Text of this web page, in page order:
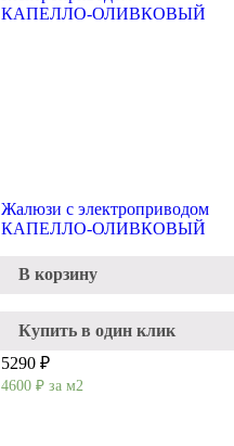
Жалюзи с электроприводом
КАПЕЛЛО-ОЛИВКОВЫЙ
В корзину
Купить в один клик
5290 ₽
4600 ₽ за м2